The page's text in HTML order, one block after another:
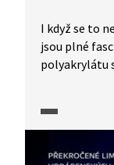
I když se to
jsou plné
polyakrylátu
pojmout až
sloučenina